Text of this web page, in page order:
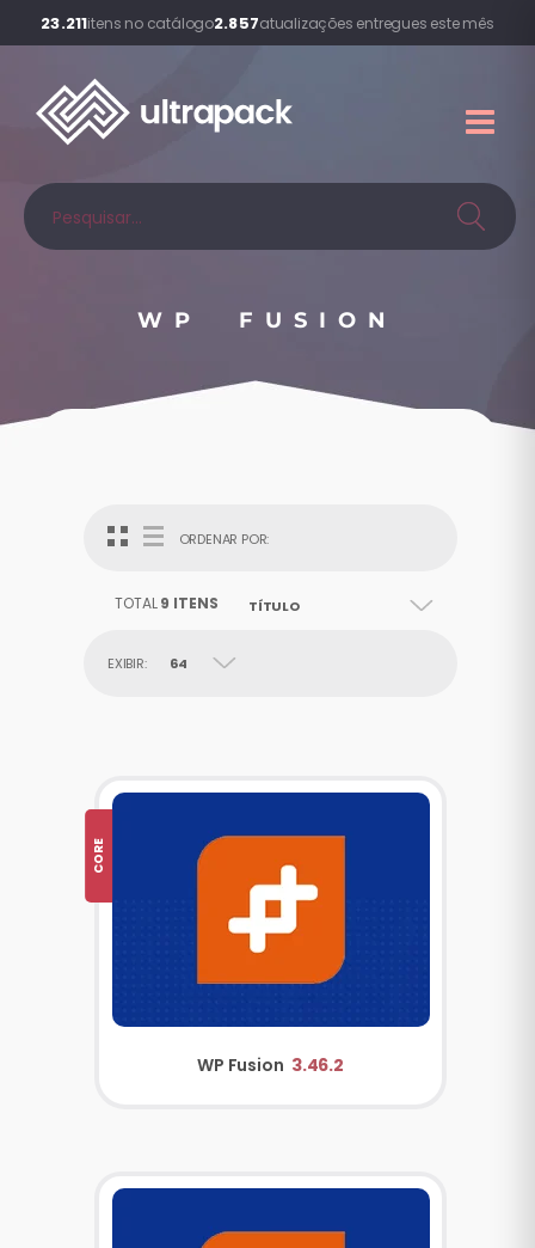
23.211itens no catálogo2.857atualizações entregues este mês
WP FUSION
ORDENAR POR:
TÍTULO
TOTAL9 ITENS
EXIBIR: 64
CORE
WP Fusion 3.46.2